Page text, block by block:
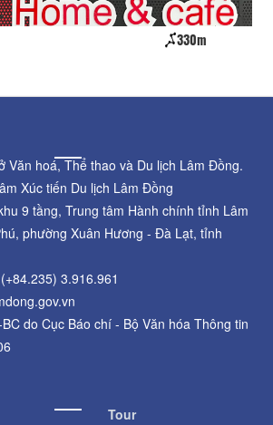
330m
Văn hoá, Thể thao và Du lịch Lâm Đồng.
Xúc tiến Du lịch Lâm Đồng
9 tầng, Trung tâm Hành chính tỉnh Lâm
phường Xuân Hương - Đà Lạt, tỉnh
3.916.961
do Cục Báo chí - Bộ Văn hóa Thông tin
Tour